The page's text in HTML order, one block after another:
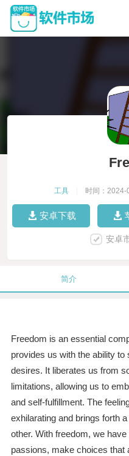
工具 时间：2024-
安卓下载
安卓
简介
Freedom is an essential
provides us with the ability
desires. It liberates us from
limitations, allowing us to
and self-fulfillment. The
exhilarating and brings forth
other. With freedom, we
passions, make choices that